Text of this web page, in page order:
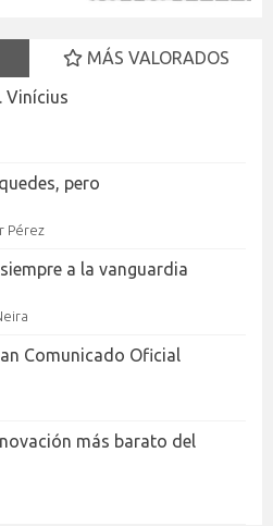
MÁS VALORADOS
Vinícius
pero
Pérez
a la vanguardia
Comunicado Oficial
más barato del